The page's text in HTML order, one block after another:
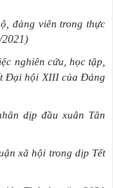
đảng viên trong thực
nghiên cứu, học tập,
Đại hội XIII của Đảng
dịp đầu xuân Tân
xã hội trong dịp Tết